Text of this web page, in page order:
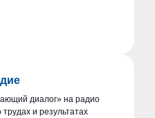
диалог» на радио
и результатах